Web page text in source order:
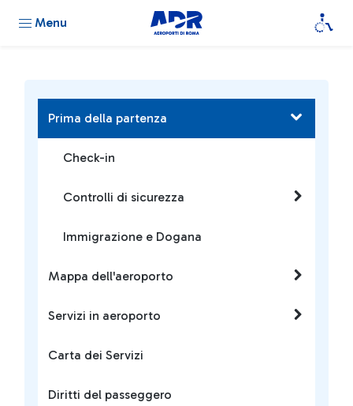
Menu
Prima della partenza
Check-in
Controlli di sicurezza
Immigrazione e Dogana
Mappa dell'aeroporto
Servizi in aeroporto
Carta dei Servizi
Diritti del passeggero